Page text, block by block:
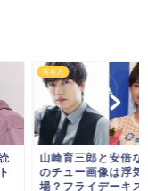
有名人
山根明会長の嫁『ク
Oasis』場所どこ？
区で借金6000万...